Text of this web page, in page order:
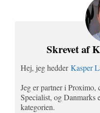
Skrevet af
Hej, jeg hedderKasper
Jeg er partner i
Specialist, og
kategorien.